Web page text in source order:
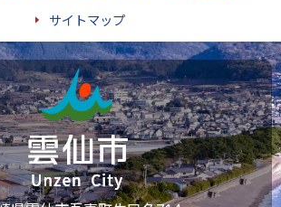
サイトマップ